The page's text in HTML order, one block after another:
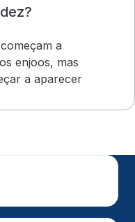
a
enjoos, mas
a aparecer